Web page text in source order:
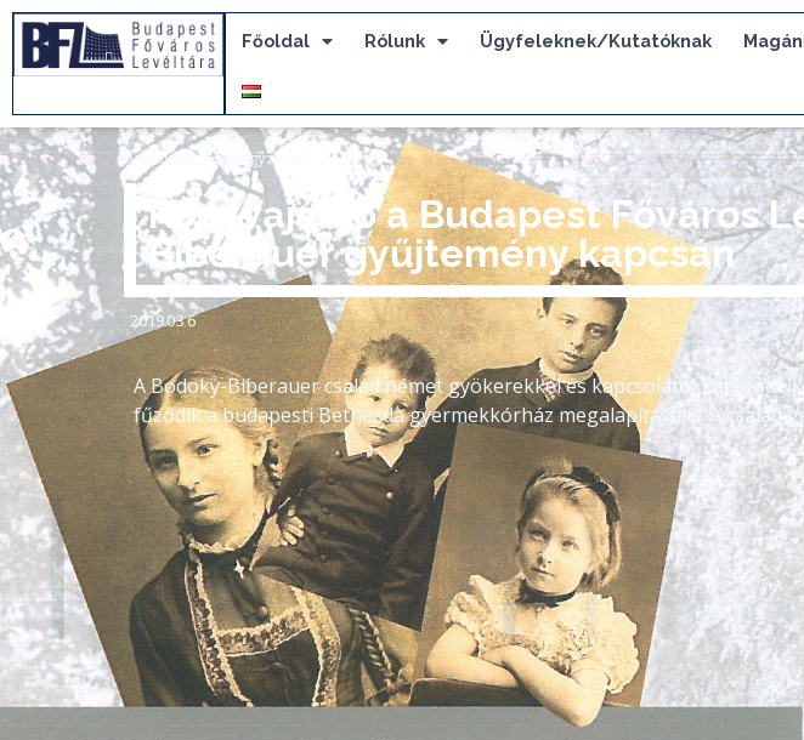
Főoldal Rólunk Ügyfeleknek/Kutatóknak
Archívum Bejegyzések
Könyvajánló a Budapest Főváros
Biberauer gyűjtemény kapcsán
2019.03.6
A Bodoky-Biberauer család német gyökerekkel és kapcsolatokkal
fűződik a budapesti Bethesda gyermekkórház megalapítása is. A család